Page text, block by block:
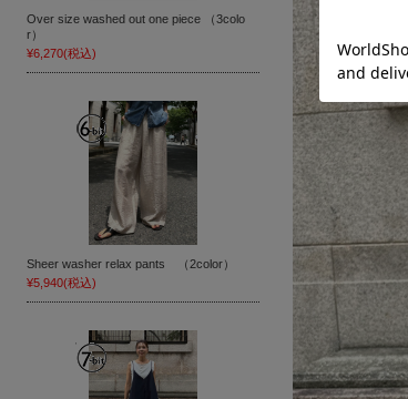
Over size washed out one piece （3colo
r）
¥6,270(税込)
Sheer washer relax pants （2color）
¥5,940(税込)